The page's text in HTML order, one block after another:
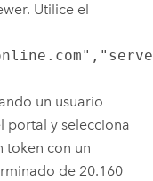
. Utilice el
un usuario
portal y selecciona
token con un
de 20.160